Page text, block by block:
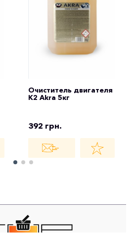
Очиститель двигателя
K2 Akra 5кг
392 грн.